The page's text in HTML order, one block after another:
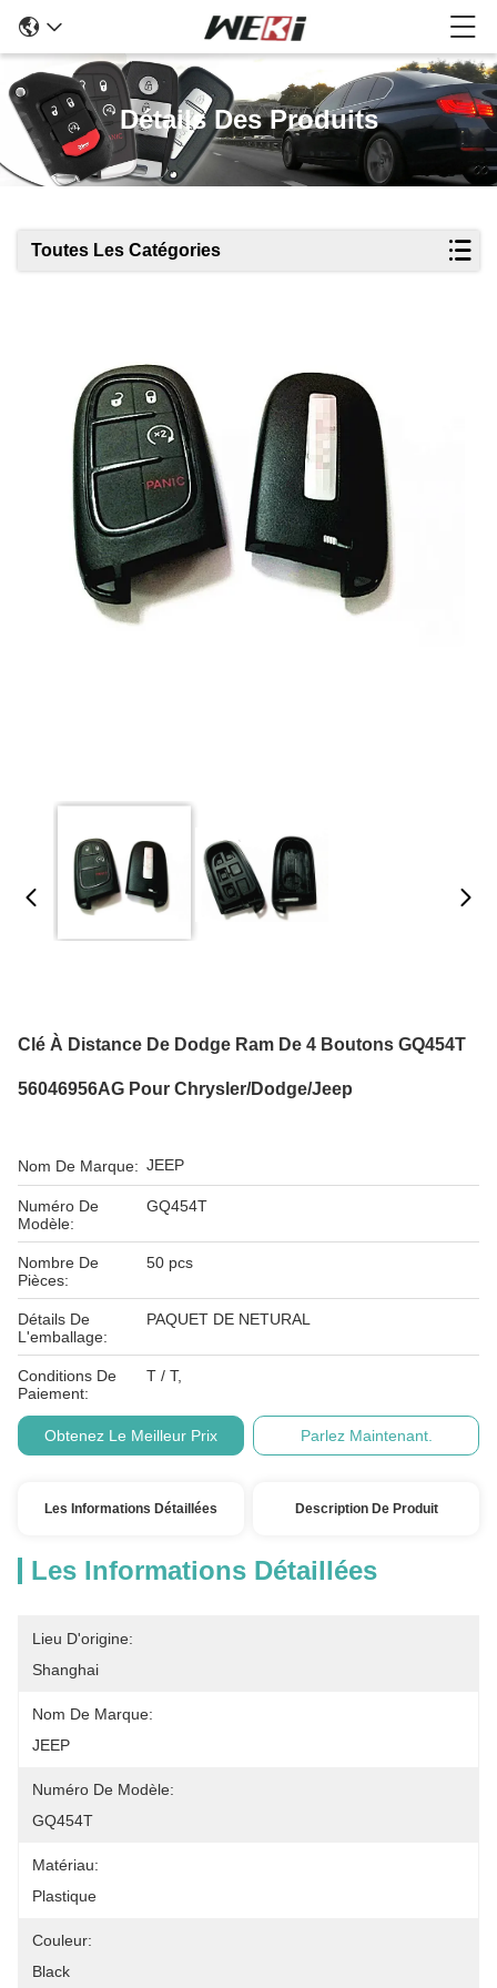
Détails Des Produits
Toutes Les Catégories
Clé À Distance De Dodge Ram De 4 Boutons GQ454T
56046956AG Pour Chrysler/Dodge/jeep
Nom De Marque: JEEP
Numéro De
Modèle:
GQ454T
Nombre De
Pièces:
50 pcs
Détails De
L'emballage:
PAQUET DE NETURAL
Conditions De
Paiement:
T / T,
Obtenez Le Meilleur Prix Parlez Maintenant.
Les Informations Détaillées Description De Produit
Les Informations Détaillées
Lieu D'origine:
Shanghai
Nom De Marque:
JEEP
Numéro De Modèle:
GQ454T
Matériau:
Plastique
Couleur:
Black